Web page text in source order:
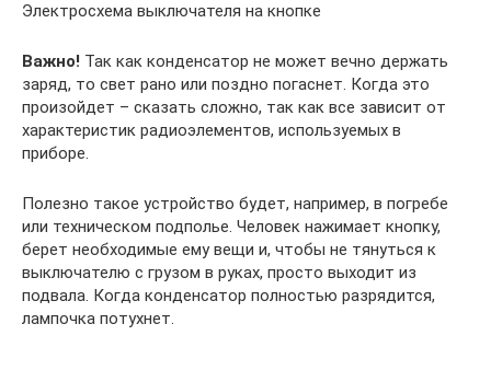
Электросхема выключателя на кнопке
Важно! Так как конденсатор не может вечно держать
заряд, то свет рано или поздно погаснет. Когда это
произойдет – сказать сложно, так как все зависит от
характеристик радиоэлементов, используемых в
приборе.
Полезно такое устройство будет, например, в погребе
или техническом подполье. Человек нажимает кнопку,
берет необходимые ему вещи и, чтобы не тянуться к
выключателю с грузом в руках, просто выходит из
подвала. Когда конденсатор полностью разрядится,
лампочка потухнет.